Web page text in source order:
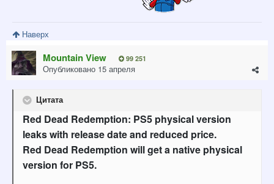
Наверх
Mountain View 99 251
Опубликовано 15 апреля
Цитата
Red Dead Redemption: PS5 physical version
leaks with release date and reduced price.
Red Dead Redemption will get a native physical
version for PS5.